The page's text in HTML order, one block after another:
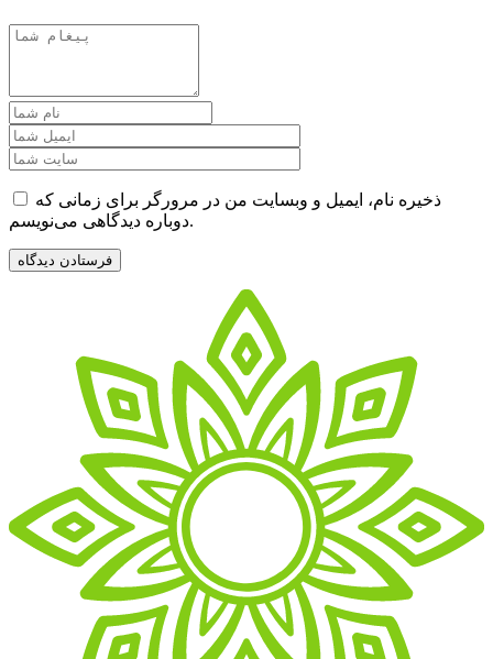
ذخیره نام، ایمیل و وبسایت من در مرورگر برای زمانی که
دوباره دیدگاهی می‌نویسم.